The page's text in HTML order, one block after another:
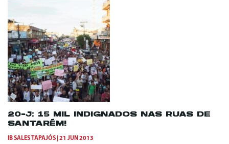
20-J: 15 MIL INDIGNADOS NAS RUAS DE
SANTARÉM!
IB SALES TAPAJÓS 21 JUN 2013